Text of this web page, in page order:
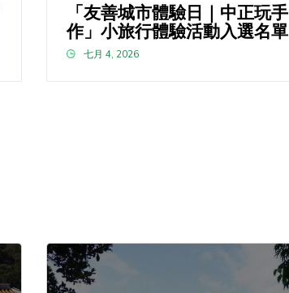
「友善城市體驗日｜中正玩手
作」小旅行體驗活動入選名單
七月 4, 2026